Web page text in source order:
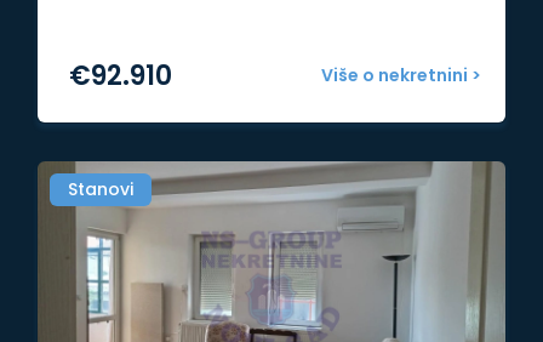
Više o nekretnini >
€92.910
Stanovi